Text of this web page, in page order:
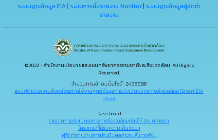
ระบบฐานข้อมูล EIA| ระบบการยื่นรายงาน Monitor| ระบบฐานข้อมูลผู้จัดทำ
รายงาน
©2022 - สำนักงานนโยบายและแผนทรัพยากรธรรมชาติและสิ่งแวดล้อม. All Rights
Reserved.
จำนวนการเข้าชมเว็บไซต์ : 24,367,218
แบบประเมินความพึงพอใจต่อการใช้งานศูนย์ข้อมูลการประเมินผลกระทบสิ่งแวดล้อม (Smart EIA
Plus)
Dashboard
รายงานการประเมินผลกระทบสิ่งแวดล้อมที่ส่งให้ สผ. พิจารณา
โครงการที่ได้รับความเห็นชอบฯ
ผู้จัดทำรายงานการประเมินผลกระทบสิ่งแวดล้อม